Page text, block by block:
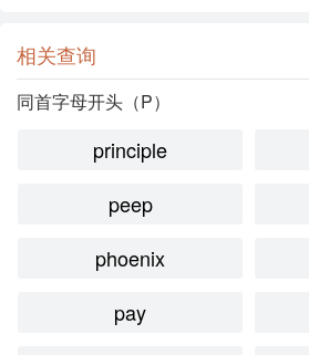
相关查询
同首字母开头（P）
principle
peep
phoenix
pay